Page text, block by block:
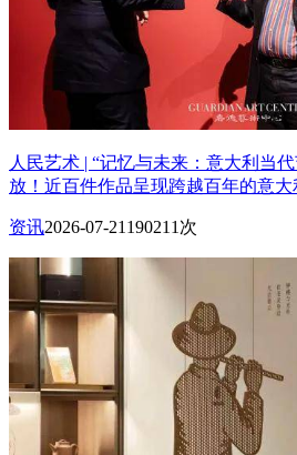
人民艺术 | “记忆与未来：意大利当
放！近百件作品呈现跨越百年的意大
资讯2026-07-21 190211次